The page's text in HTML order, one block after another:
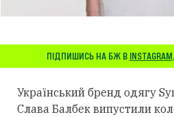
ПІДПИШИСЬ НА БЖ В INSTAGRAM,
Український бренд одягу
Слава Балбек випустили